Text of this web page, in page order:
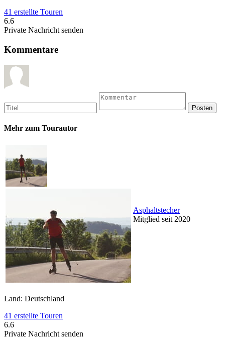
41 erstellte Touren
6.6
Private Nachricht senden
Kommentare
Mehr zum Tourautor
Asphaltstecher
Mitglied seit 2020
Land: Deutschland
41 erstellte Touren
6.6
Private Nachricht senden